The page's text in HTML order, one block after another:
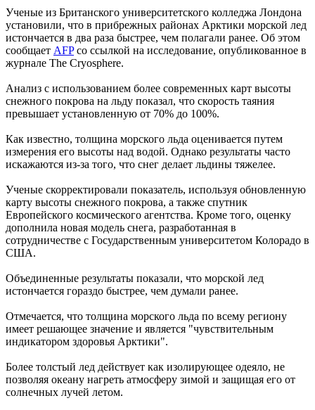
Ученые из Британского университетского колледжа Лондона
установили, что в прибрежных районах Арктики морской лед
истончается в два раза быстрее, чем полагали ранее. Об этом
сообщает AFPсо ссылкой на исследование, опубликованное в
журнале The Cryosphere.
Анализ с использованием более современных карт высоты
снежного покрова на льду показал, что скорость таяния
превышает установленную от 70% до 100%.
Как известно, толщина морского льда оценивается путем
измерения его высоты над водой. Однако результаты часто
искажаются из-за того, что снег делает льдины тяжелее.
Ученые скорректировали показатель, используя обновленную
карту высоты снежного покрова, а также спутник
Европейского космического агентства. Кроме того, оценку
дополнила новая модель снега, разработанная в
сотрудничестве с Государственным университетом Колорадо в
США.
Объединенные результаты показали, что морской лед
истончается гораздо быстрее, чем думали ранее.
Отмечается, что толщина морского льда по всему региону
имеет решающее значение и является "чувствительным
индикатором здоровья Арктики".
Более толстый лед действует как изолирующее одеяло, не
позволяя океану нагреть атмосферу зимой и защищая его от
солнечных лучей летом.